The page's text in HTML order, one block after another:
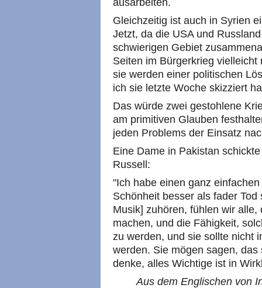
ausarbeiten.
Gleichzeitig ist auch in Syrien
Jetzt, da die USA und
schwierigen Gebiet
Seiten im Bürgerkrieg
sie werden einer politischen
ich sie letzte Woche skizziert
Das würde zwei gestohlene
am primitiven Glauben
jeden Problems der Einsatz
Eine Dame in Pakistan
Russell:
"Ich habe einen ganz
Schönheit besser als fader
Musik] zuhören, fühlen wir
machen, und die Fähigkeit,
zu werden, und sie sollte nicht
werden. Sie mögen sagen,
denke, alles Wichtige ist in
Aus dem Englischen von